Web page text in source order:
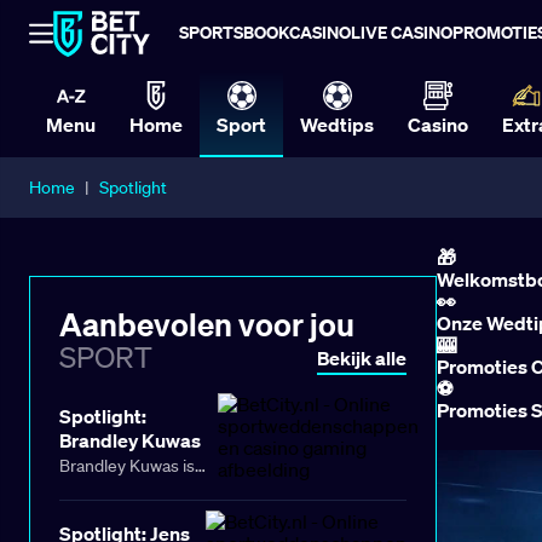
SPORTSBOOKCASINOLIVE CASINO
Menu Home Sport Wedtips Casino
Home | Spotlight
Aanbevolen voor jou
SPORT Bekijk alle
Spotlight:
Brandley Kuwas
Brandley Kuwas is
Spotlight: Jens